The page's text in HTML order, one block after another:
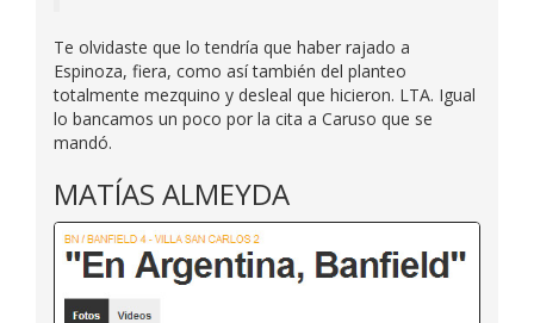
Te olvidaste que lo tendría que haber rajado a
Espinoza, fiera, como así también del planteo
totalmente mezquino y desleal que hicieron. LTA. Igual
lo bancamos un poco por la cita a Caruso que se
mandó.
MATÍAS ALMEYDA